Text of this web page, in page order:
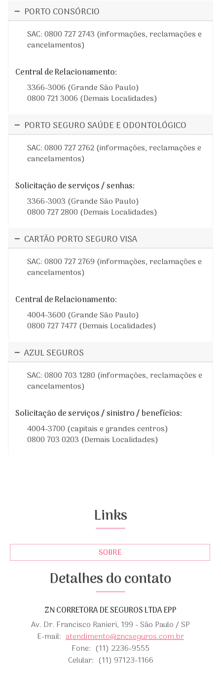
PORTO CONSÓRCIO
SAC: 0800 727 2743 (informações, reclamações e
cancelamentos)
Central de Relacionamento:
3366-3006 (Grande São Paulo)
0800 721 3006 (Demais Localidades)
PORTO SEGURO SAÚDE E ODONTOLÓGICO
SAC: 0800 727 2762 (informações, reclamações e
cancelamentos)
Solicitação de serviços / senhas:
3366-3003 (Grande São Paulo)
0800 727 2800 (Demais Localidades)
CARTÃO PORTO SEGURO VISA
SAC: 0800 727 2769 (informações, reclamações e
cancelamentos)
Central de Relacionamento:
4004-3600 (Grande São Paulo)
0800 727 7477 (Demais Localidades)
AZUL SEGUROS
SAC: 0800 703 1280 (informações, reclamações e
cancelamentos)
Solicitação de serviços / sinistro / benefícios:
4004-3700 (capitais e grandes centros)
0800 703 0203 (Demais Localidades)
Links
SOBRE
Detalhes do contato
ZN CORRETORA DE SEGUROS LTDA EPP
Av. Dr. Francisco Ranieri, 199 - São Paulo / SP
E-mail: atendimento@zncseguros.com.br
Fone: (11) 2236-9555
Celular: (11) 97123-1166